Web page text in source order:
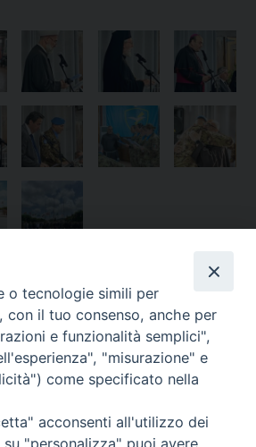
auguri
Il 75° di sacerdozio di mons.
Bonicelli
o tecnologie simili per
con il tuo consenso, anche per
e funzionalità semplici",
"misurazione" e
come specificato nella
acconsenti all'utilizzo dei